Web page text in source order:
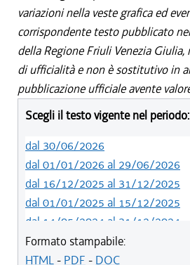
variazioni nella veste grafica ed
corrispondente testo pubblicato
della Regione Friuli Venezia
di ufficialità e non è sostitutivo in
pubblicazione ufficiale avente
Scegli il testo vigente nel periodo:
dal 30/06/2026
dal 01/01/2026 al 29/06/2026
dal 16/12/2025 al 31/12/2025
dal 01/01/2025 al 15/12/2025
dal 14/05/2024 al 31/12/2024
dal 12/08/2023 al 13/05/2024
dal 05/08/2022 al 11/08/2023
Formato stampabile:
HTML- PDF - DOC